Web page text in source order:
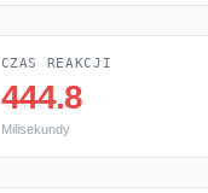
CZAS REAKCJI
444.8
Milisekundy